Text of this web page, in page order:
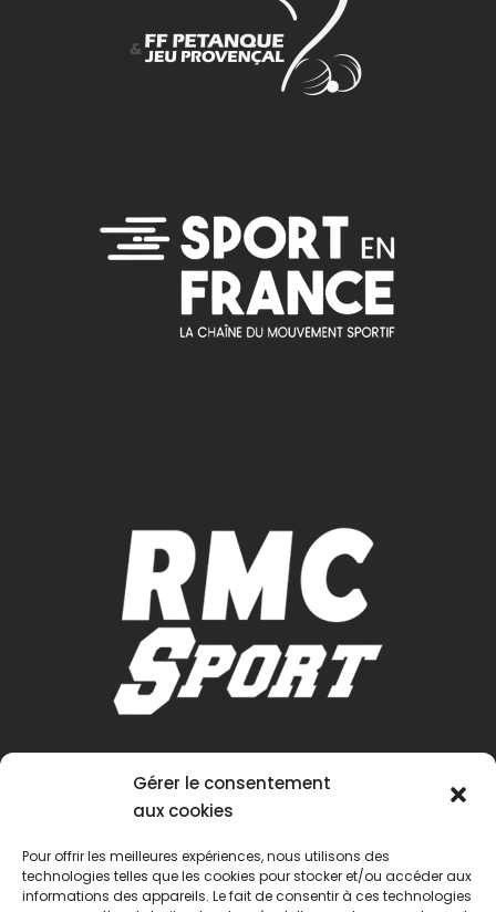
Gérer le consentement
aux cookies
Pour offrir les meilleures expériences, nous utilisons des
technologies telles que les cookies pour stocker et/ou accéder aux
informations des appareils. Le fait de consentir à ces technologies